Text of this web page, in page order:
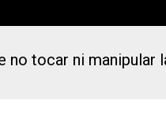
no tocar ni manipular